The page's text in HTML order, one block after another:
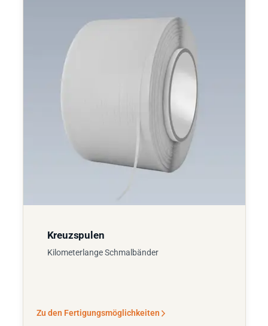
Kreuzspulen
Kilometerlange Schmalbänder
Zu den Fertigungsmöglichkeiten